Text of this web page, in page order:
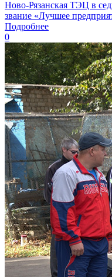
Ново-Рязанская ТЭЦ в
звание «Лучшее
Подробнее
0